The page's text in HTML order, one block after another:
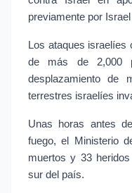
previamente por
Los ataques israelíes
de más de 2,000
desplazamiento de
terrestres israelíes
Unas horas antes
fuego, el Ministerio
muertos y 33
sur del país.